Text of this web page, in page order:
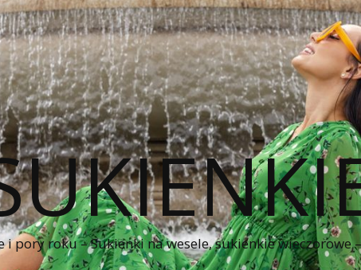
i pory roku – Sukienki na wesele, sukienkie wieczorowe